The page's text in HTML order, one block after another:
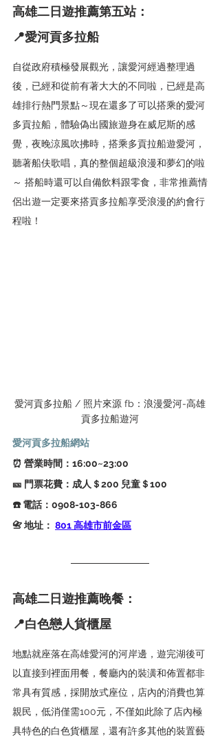
高雄二日遊推薦第五站：
📍愛河貢多拉船
自從政府積極發展觀光，讓愛河經過整理過
後，已經和從前有著大大的不同啦，已經是高
雄排行熱門景點～現在還多了可以搭乘的愛河
多貢拉船，體驗偽出國旅遊身在威尼斯的感
覺，夜晚涼風吹拂時，搭乘多貢拉船遊愛河，
聽著船伕歌唱，真的整個超級浪漫和夢幻的啦
～ 搭船時還可以自備飲料跟零食，非常推薦情
侶出遊一定要來搭貢多拉船享受浪漫的約會行
程啦！
愛河貢多拉船 / 照片來源 fb：浪漫愛河-高雄
貢多拉船遊河
愛河貢多拉船網站
⏰ 營業時間：16:00~23:00
🎫 門票花費：成人＄200 兒童＄100
☎️ 電話：0908-103-866
📇 地址： 801 高雄市前金區
高雄二日遊推薦晚餐：
📍白色戀人貨櫃屋
地點就座落在高雄愛河的河岸邊，遊完湖後可
以直接到裡面用餐，餐廳內的裝潢和佈置都非
常具有質感，採開放式座位，店內的消費也算
親民，低消僅需100元，不僅如此除了店內極
具特色的白色貨櫃屋，還有許多其他的裝置藝